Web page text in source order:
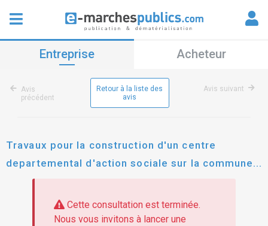
Entreprise Acheteur
Avis
précédent
Retour à la liste des
avis
Avis suivant
Travaux pour la construction d'un centre
departemental d'action sociale sur la commune
le rheu
Cette consultation est terminée.
Nous vous invitons à lancer une